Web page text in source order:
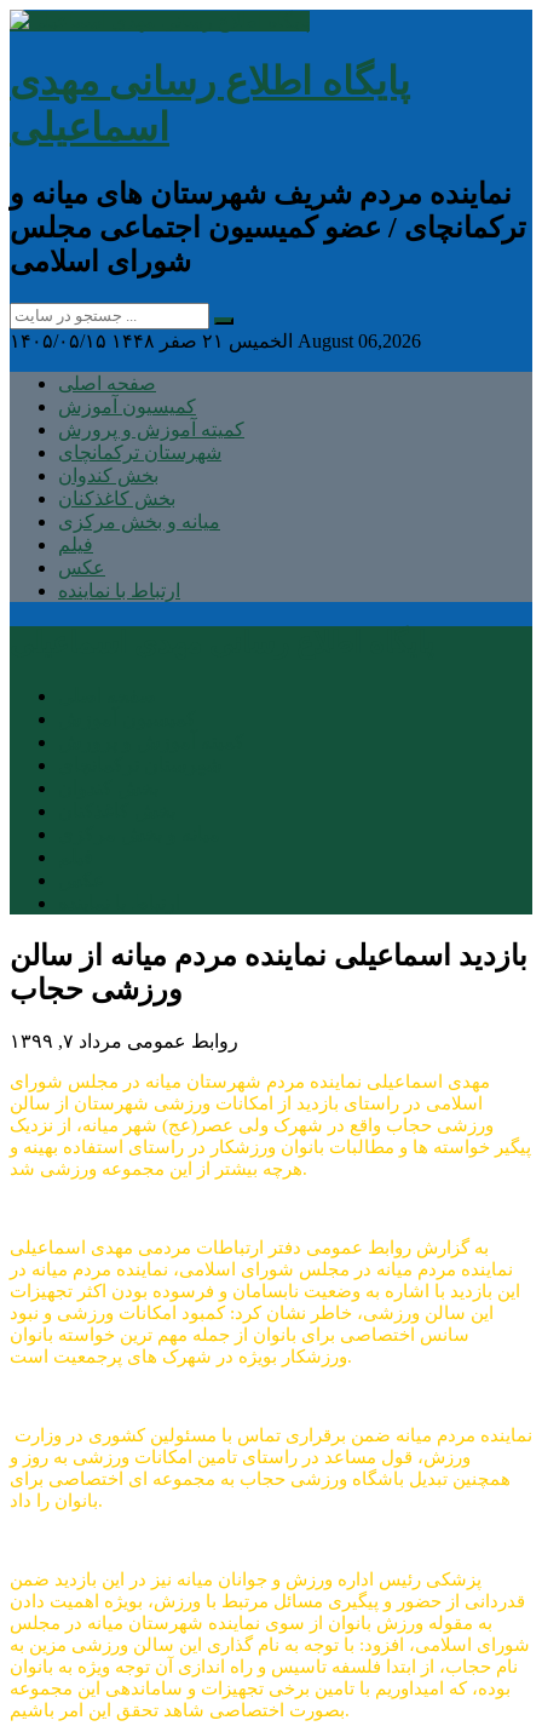
پایگاه اطلاع رسانی مهدی
اسماعیلی
نماینده مردم شریف شهرستان های میانه و
ترکمانچای / عضو کمیسیون اجتماعی مجلس
شورای اسلامی
۱۴۰۵/۰۵/۱۵ الخميس ۲۱ صفر ۱۴۴۸ August 06,2026
صفحه اصلی
کمیسیون آموزش
کمیته آموزش و پرورش
شهرستان ترکمانچای
بخش کندوان
بخش کاغذکنان
میانه و بخش مرکزی
فیلم
عکس
ارتباط با نماینده
ورزشی حجاب
روابط عمومی مرداد ۷, ۱۳۹۹
مهدی اسماعیلی نماینده مردم شهرستان میانه در مجلس شورای
اسلامی در راستای بازدید از امکانات ورزشی شهرستان از سالن
ورزشی حجاب واقع در شهرک ولی عصر(عج) شهر میانه، از نزدیک
پیگیر خواسته ها و مطالبات بانوان ورزشکار در راستای استفاده بهینه و
هرچه بیشتر از این مجموعه ورزشی شد.
به گزارش روابط عمومی دفتر ارتباطات مردمی مهدی اسماعیلی
نماینده مردم میانه در مجلس شورای اسلامی، نماینده مردم میانه در
این بازدید با اشاره به وضعیت نابسامان و فرسوده بودن اکثر تجهیزات
این سالن ورزشی، خاطر نشان کرد: کمبود امکانات ورزشی و نبود
سانس اختصاصی برای بانوان از جمله مهم ترین خواسته بانوان
ورزشکار بویژه در شهرک های پرجمعیت است.
ورزش، قول مساعد در راستای تامین امکانات ورزشی به روز و
همچنین تبدیل باشگاه ورزشی حجاب به مجموعه ای اختصاصی برای
بانوان را داد.
قدردانی از حضور و پیگیری مسائل مرتبط با ورزش، بویژه اهمیت دادن
به مقوله ورزش بانوان از سوی نماینده شهرستان میانه در مجلس
شورای اسلامی، افزود: با توجه به نام گذاری این سالن ورزشی مزین به
نام حجاب، از ابتدا فلسفه تاسیس و راه اندازی آن توجه ویژه به بانوان
بوده، که امیداوریم با تامین برخی تجهیزات و ساماندهی این مجموعه
بصورت اختصاصی شاهد تحقق این امر باشیم.